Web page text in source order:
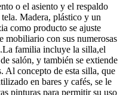
o el asiento y el respaldo
Madera, plástico y un
como producto se ajuste
mobiliario con sus numerosas
familia incluye la silla,el
salón, y también se extiende
Al concepto de esta silla, que
en bares y cafés, se le
pinturas para permitir su uso